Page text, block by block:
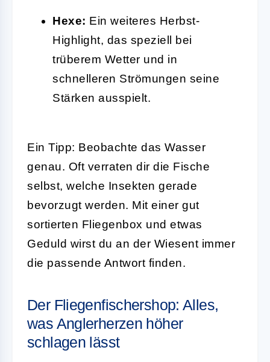
Hexe: Ein weiteres Herbst-
Highlight, das speziell bei
trüberem Wetter und in
schnelleren Strömungen seine
Stärken ausspielt.
Ein Tipp: Beobachte das Wasser
genau. Oft verraten dir die Fische
selbst, welche Insekten gerade
bevorzugt werden. Mit einer gut
sortierten Fliegenbox und etwas
Geduld wirst du an der Wiesent immer
die passende Antwort finden.
Der Fliegenfischershop: Alles,
was Anglerherzen höher
schlagen lässt